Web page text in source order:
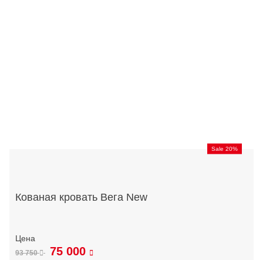
Sale 20%
Кованая кровать Вега New
93 750 75 000